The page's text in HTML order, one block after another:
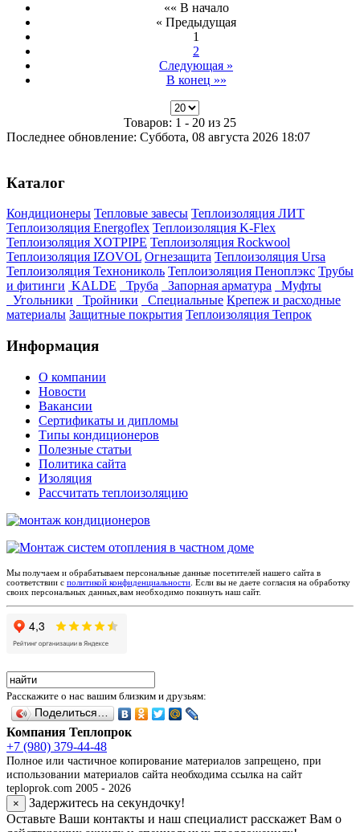
«« В начало
« Предыдущая
1
2
Следующая »
В конец »»
Товаров: 1 - 20 из 25
Последнее обновление: Суббота, 08 августа 2026 18:07
Каталог
Кондиционеры Тепловые завесы Теплоизоляция ЛИТ
Теплоизоляция Energoflex Теплоизоляция K-Flex
Теплоизоляция XOTPIPE Теплоизоляция Rockwool
Теплоизоляция IZOVOL Огнезащита Теплоизоляция Ursa
Теплоизоляция Технониколь Теплоизоляция Пеноплэкс Трубы
и фитинги KALDE Труба Запорная арматура
Муфты
Угольники
Тройники Специальные Крепеж и расходные
материалы Защитные покрытия Теплоизоляция Тепрок
Информация
О компании
Новости
Вакансии
Сертификаты и дипломы
Типы кондиционеров
Полезные статьи
Политика сайта
Изоляция
Рассчитать теплоизоляцию
Мы получаем и обрабатываем персональные данные посетителей нашего сайта в
соответствии с политикой конфиденциальности . Если вы не даете согласия на обработку
своих персональных данных,вам необходимо покинуть наш сайт.
Расскажите о нас вашим близким и друзьям:
Поделиться…
Компания Теплопрок
+7 (980) 379-44-48
Полное или частичное копирование материалов запрещено, при
использовании материалов сайта необходима ссылка на сайт
teploprok.com 2005 - 2026
×
Задержитесь на секундочку!
Оставьте Ваши контакты и наш специалист расскажет Вам о